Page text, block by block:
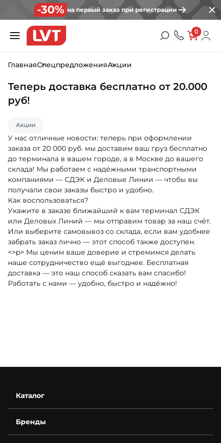
-30% на первый заказ при регистрации
0
ГлавнаяСпецпредложенияАкции
Теперь доставка бесплатно от 20.000
руб!
Акции
У нас отличные новости: теперь при оформлении
заказа от 20 000 руб. мы доставим ваш груз бесплатно
до терминала в вашем городе, а в Москве до вашего
склада! Мы работаем с надёжными транспортными
компаниями — СДЭК и Деловые Линии — чтобы вы
получали свои заказы быстро и удобно.
Как воспользоваться?
Укажите в заказе ближайший к вам терминал СДЭК
или Деловых Линий — мы отправим товар за наш счёт.
Или выберите самовывоз со склада, если вам удобнее
забрать заказ лично — этот способ также доступен.
<>p> Мы ценим ваше доверие и стремимся делать
наше сотрудничество ещё выгоднее. Бесплатная
доставка — это наш способ сказать вам спасибо!
Работать с нами — удобно, быстро и надёжно!
Каталог
Бренды